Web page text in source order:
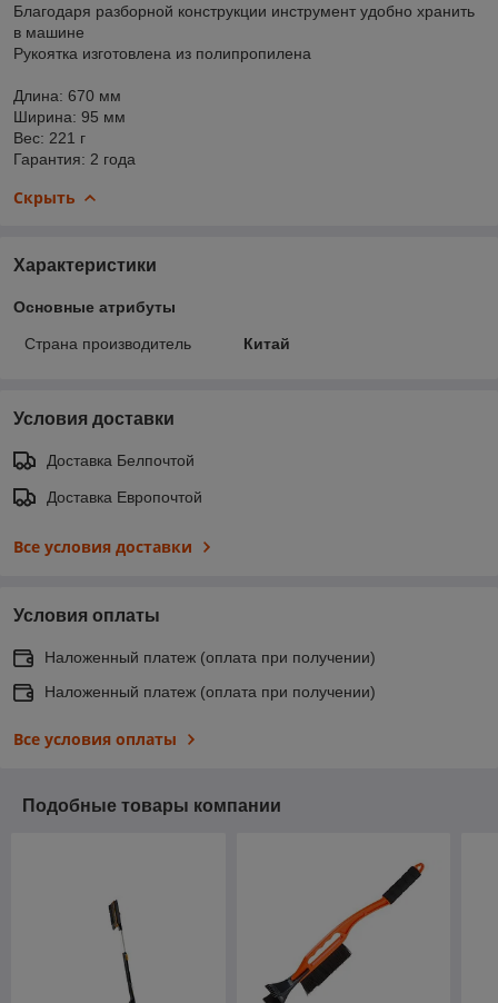
Благодаря разборной конструкции инструмент удобно хранить
в машине
Рукоятка изготовлена из полипропилена
Длина: 670 мм
Ширина: 95 мм
Вес: 221 г
Гарантия: 2 года
Скрыть
Характеристики
Основные атрибуты
Страна производитель Китай
Условия доставки
Доставка Белпочтой
Доставка Европочтой
Все условия доставки
Условия оплаты
Наложенный платеж (оплата при получении)
Наложенный платеж (оплата при получении)
Все условия оплаты
Подобные товары компании